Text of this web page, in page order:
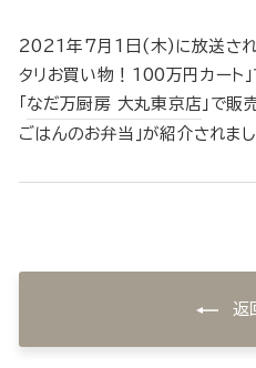
2021年7月1日(木)に放送され
タリお買い物！100万円カート」
「 なだ万厨房 大丸東京店 」で販
ごはんのお弁当｣が紹介されま
返